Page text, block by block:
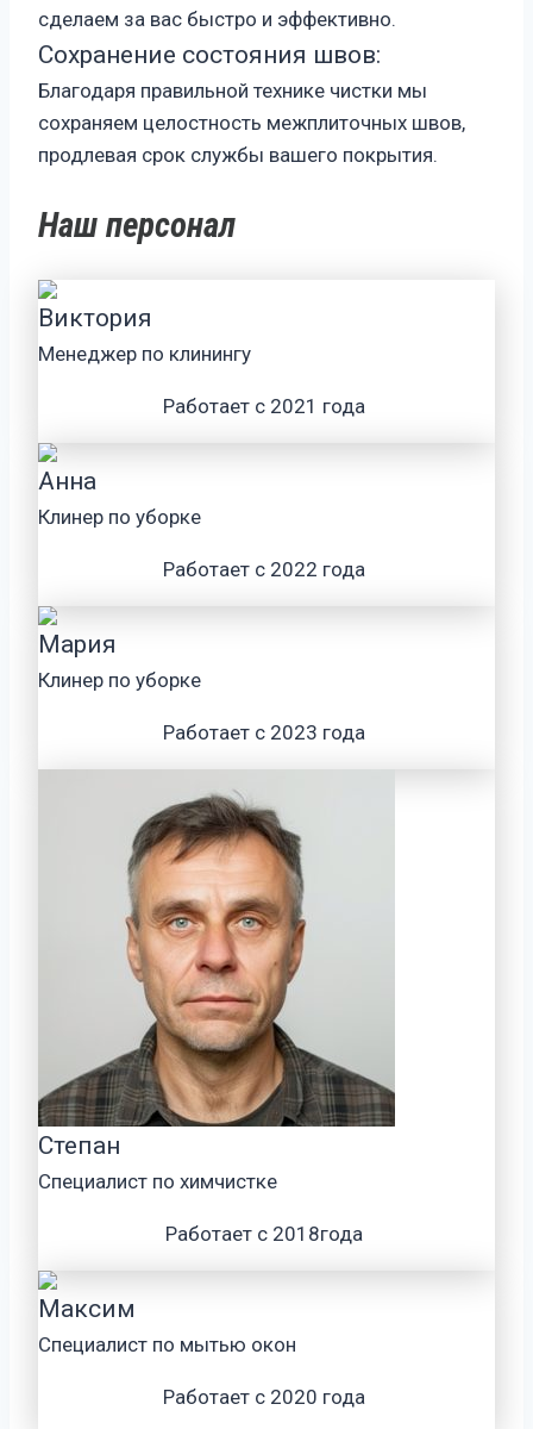
сделаем за вас быстро и эффективно.
Сохранение состояния швов:
Благодаря правильной технике чистки мы
сохраняем целостность межплиточных швов,
продлевая срок службы вашего покрытия.
Наш персонал
Виктория
Менеджер по клинингу
Работает с 2021 года
Анна
Клинер по уборке
Работает с 2022 года
Мария
Клинер по уборке
Работает с 2023 года
Степан
Специалист по химчистке
Работает с 2018года
Максим
Специалист по мытью окон
Работает с 2020 года